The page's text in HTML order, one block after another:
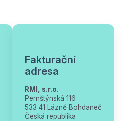
Fakturační
adresa
RMI, s.r.o.
Pernštýnská 116
533 41 Lázně Bohdaneč
Česká republika